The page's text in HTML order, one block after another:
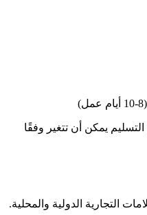
التسليم يمكن أن تتغير وفقًا
التجارية الدولية والمحلية.